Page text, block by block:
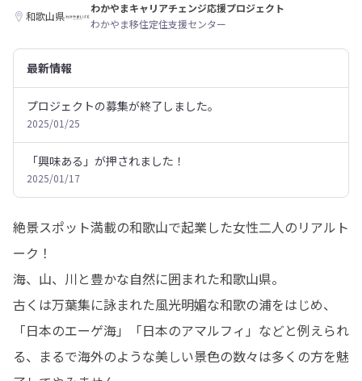
和歌山県
わかやまキャリアチェンジ応援プロジェクト
わかやま移住定住支援センター
最新情報
プロジェクトの募集が終了しました。
2025/01/25
「興味ある」が押されました！
2025/01/17
絶景スポット満載の和歌山で起業した女性二人のリアルト
ーク！
海、山、川と豊かな自然に囲まれた和歌山県。
古くは万葉集に詠まれた風光明媚な和歌の浦をはじめ、
「日本のエーゲ海」「日本のアマルフィ」などと例えられ
る、まるで海外のような美しい景色の数々は多くの方を魅